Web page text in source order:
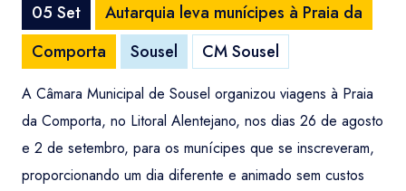
05 Set
Autarquia leva munícipes à Praia da
Comporta
Sousel CM Sousel
A Câmara Municipal de Sousel organizou viagens à Praia
da Comporta, no Litoral Alentejano, nos dias 26 de agosto
e 2 de setembro, para os munícipes que se inscreveram,
proporcionando um dia diferente e animado sem custos